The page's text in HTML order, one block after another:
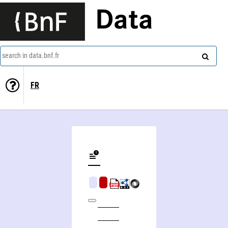
Data
search in data.bnf.fr
FR